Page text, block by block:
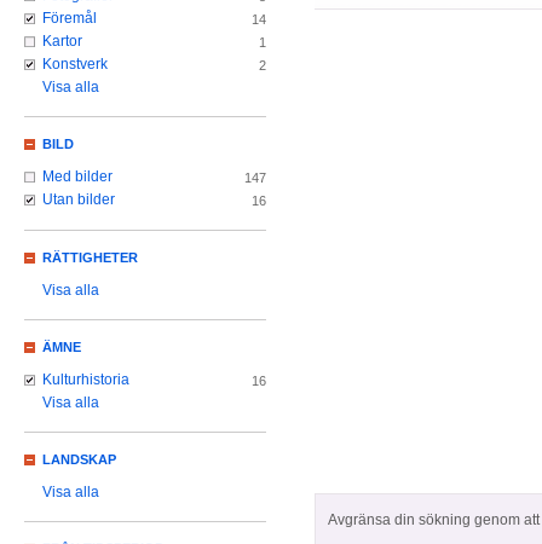
Avgränsa din sökning genom
Föremål 14
Kartor 1
Konstverk 2
Visa alla
BILD
Med bilder 147
Utan bilder 16
RÄTTIGHETER
Visa alla
ÄMNE
Kulturhistoria 16
Visa alla
LANDSKAP
Visa alla